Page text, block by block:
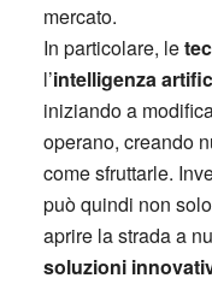
mercato.
In particolare, le
l’intelligenza
iniziando a
operano, creando
come sfruttarle.
può quindi non
aprire la strada a
soluzioni